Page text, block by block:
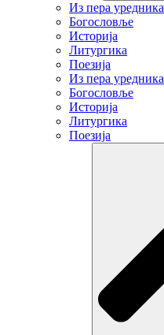
Из пера уредника
Богословље
Историја
Литургика
Поезија
Из пера уредника
Богословље
Историја
Литургика
Поезија